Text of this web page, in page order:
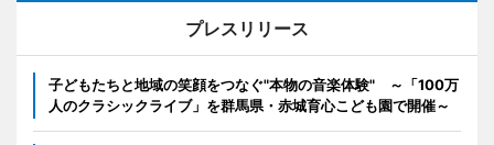
プレスリリース
子どもたちと地域の笑顔をつなぐ"本物の音楽体験" ～「100万
人のクラシックライブ」を群馬県・赤城育心こども園で開催～